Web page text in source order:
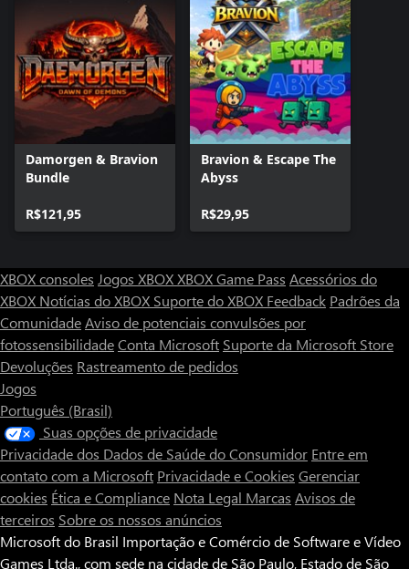
Damorgen & Bravion
Bundle
R$121,95
Bravion & Escape The
Abyss
R$29,95
XBOX consoles Jogos XBOXXBOX Game Pass Acessórios do
XBOX Notícias do XBOX Suporte do XBOX Feedback Padrões da
ComunidadeAviso de potenciais convulsões por
fotossensibilidadeConta Microsoft Suporte da Microsoft Store
Devoluções Rastreamento de pedidos
Jogos
Português (Brasil)
Suas opções de privacidade
Privacidade dos Dados de Saúde do Consumidor Entre em
contato com a Microsoft Privacidade e Cookies Gerenciar
cookies Ética e Compliance Nota Legal Marcas Avisos de
terceiros Sobre os nossos anúncios
Microsoft do Brasil Importação e Comércio de Software e Vídeo
Games Ltda., com sede na cidade de São Paulo, Estado de São